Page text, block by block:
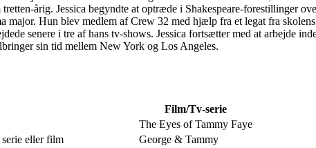
årig. Jessica begyndte at optræde i Shakespeare-forestillinger
Hun blev medlem af Crew 32 med hjælp fra et legat fra
senere i tre af hans tv-shows. Jessica fortsætter med at arbejde
sin tid mellem New York og Los Angeles.
Film/Tv-serie
The Eyes of Tammy Faye
eller film
George & Tammy